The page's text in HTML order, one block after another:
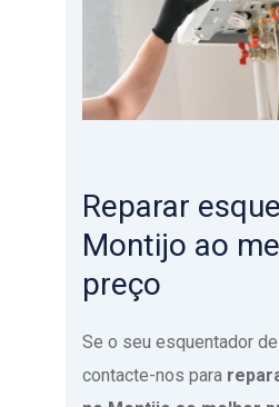
Reparar
Montijo ao
preço
Se o seu esquentador
contacte-nos para